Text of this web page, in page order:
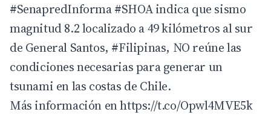
#SenapredInforma#SHOAindica que sismo
magnitud 8.2 localizado a 49 kilómetros al sur
de General Santos, #Filipinas, NO reúne las
condiciones necesarias para generar un
tsunami en las costas de Chile.
Más información enhttps://t.co/Opwl4MVE5k